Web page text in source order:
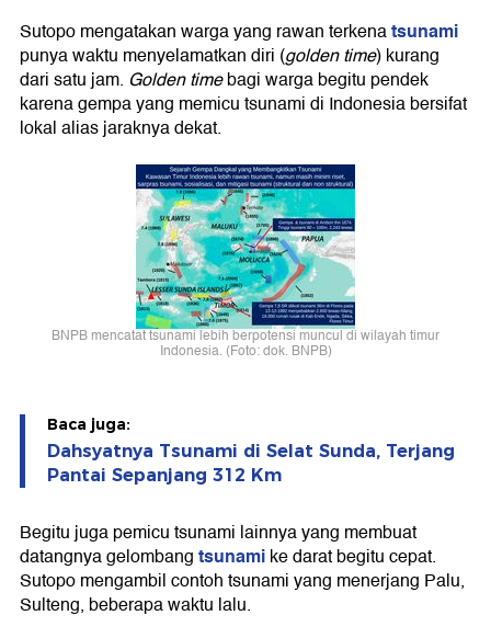
Sutopo mengatakan warga yang rawan terkenatsunami
punya waktu menyelamatkan diri (golden time) kurang
dari satu jam. Golden timebagi warga begitu pendek
karena gempa yang memicu tsunami di Indonesia bersifat
lokal alias jaraknya dekat.
BNPB mencatat tsunami lebih berpotensi muncul di wilayah timur
Indonesia. (Foto: dok. BNPB)
Baca juga:
Dahsyatnya Tsunami di Selat Sunda, Terjang
Pantai Sepanjang 312 Km
Begitu juga pemicu tsunami lainnya yang membuat
datangnya gelombangtsunamike darat begitu cepat.
Sutopo mengambil contoh tsunami yang menerjang Palu,
Sulteng, beberapa waktu lalu.